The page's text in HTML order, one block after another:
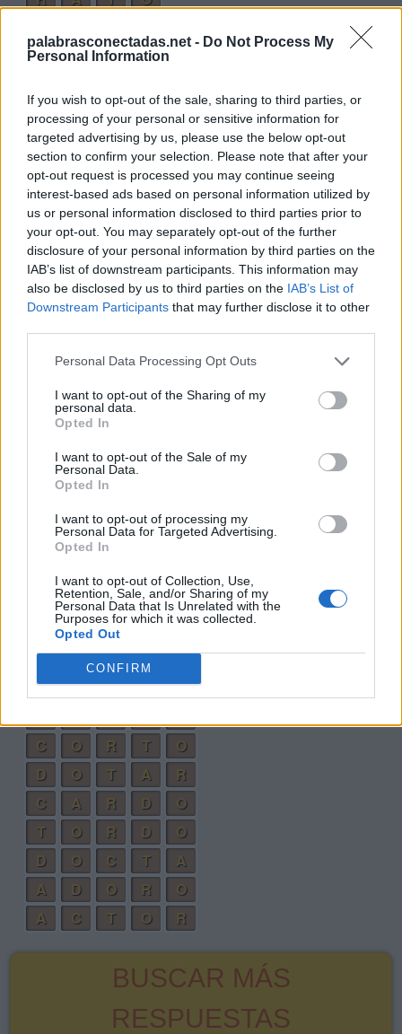
palabrasconectadas.net - Do Not Process My
Personal Information
If you wish to opt-out of the sale, sharing to third parties, or
processing of your personal or sensitive information for
targeted advertising by us, please use the below opt-out
section to confirm your selection. Please note that after your
opt-out request is processed you may continue seeing
interest-based ads based on personal information utilized by
us or personal information disclosed to third parties prior to
your opt-out. You may separately opt-out of the further
disclosure of your personal information by third parties on the
IAB’s list of downstream participants. This information may
also be disclosed by us to third parties on the IAB’s List of
Downstream Participants that may further disclose it to other
Personal Data Processing Opt Outs
I want to opt-out of the Sharing of my
personal data.
Opted In
I want to opt-out of the Sale of my
Personal Data.
Opted In
I want to opt-out of processing my
Personal Data for Targeted Advertising.
Opted In
I want to opt-out of Collection, Use,
Retention, Sale, and/or Sharing of my
Personal Data that Is Unrelated with the
Purposes for which it was collected.
Opted Out
CONFIRM
D
A T
O
T
O R
O
T
A C
O
C
O R
O
C
O D
O
C
O R
A
C
O T
A
C
O T
O
R
O D
A
O D
A
O A
D
O R
A R
O
T R
R D
O
T R
O
R C
O
R C
O
R C
O
A
R T
O
C
O R T
O
D
O T A
R
C
A R D
O
T
O R D
O
D
O C T
A
A
D O R
O
A
C T O R
BUSCAR MÁS
RESPUESTAS